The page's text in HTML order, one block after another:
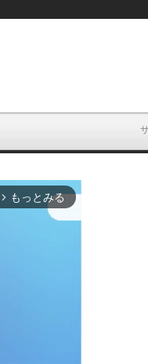
arrow_forward_ios もっとみる